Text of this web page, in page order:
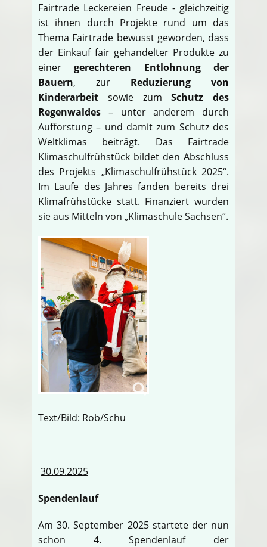
Fairtrade Leckereien Freude - gleichzeitig
ist ihnen durch Projekte rund um das
Thema Fairtrade bewusst geworden, dass
der Einkauf fair gehandelter Produkte zu
einergerechteren Entlohnung der
Bauern, zur Reduzierung von
Kinderarbeit sowie zumSchutz des
Regenwaldes – unter anderem durch
Aufforstung – und damit zum Schutz des
Weltklimas beiträgt. Das Fairtrade
Klimaschulfrühstück bildet den Abschluss
des Projekts „Klimaschulfrühstück 2025“.
Im Laufe des Jahres fanden bereits drei
Klimafrühstücke statt. Finanziert wurden
sie aus Mitteln von „Klimaschule Sachsen“.
Text/Bild: Rob/Schu
30.09.2025
Spendenlauf
Am 30. September 2025 startete der nun
schon 4. Spendenlauf der